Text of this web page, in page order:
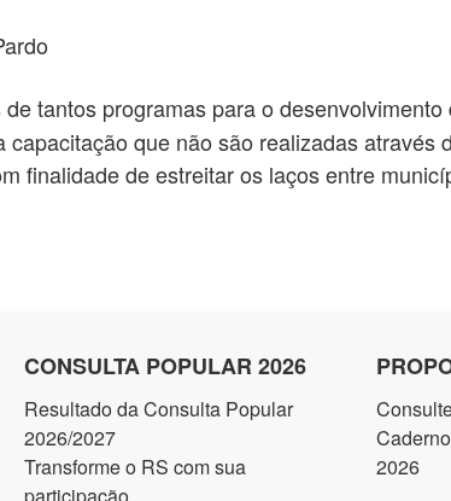
de tantos programas para o
capacitação que não são realizadas
finalidade de estreitar os laços entre
CONSULTA POPULAR 2026
Resultado da Consulta Popular
2026/2027
Transforme o RS com sua
2026